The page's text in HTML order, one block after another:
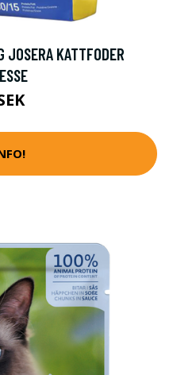
JOSERA KATTFODER